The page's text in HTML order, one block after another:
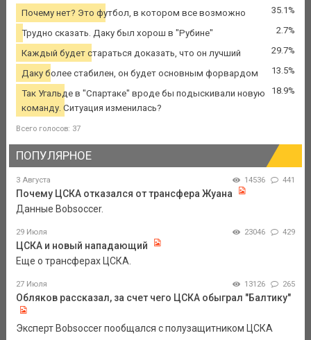
Почему нет? Это футбол, в котором все возможно 35.1%
Трудно сказать. Даку был хорош в "Рубине" 2.7%
Каждый будет стараться доказать, что он лучший 29.7%
Даку более стабилен, он будет основным форвардом 13.5%
Так Угальде в "Спартаке" вроде бы подыскивали новую
команду. Ситуация изменилась?
18.9%
Всего голосов: 37
ПОПУЛЯРНОЕ
3 Августа 14536 441
Почему ЦСКА отказался от трансфера Жуана
Данные Bobsoccer.
29 Июля 23046 429
ЦСКА и новый нападающий
Еще о трансферах ЦСКА.
27 Июля 13126 265
Обляков рассказал, за счет чего ЦСКА обыграл "Балтику"
Эксперт Bobsoccer пообщался с полузащитником ЦСКА